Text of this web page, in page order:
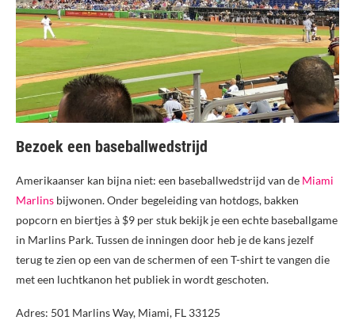
Bezoek een baseballwedstrijd
Amerikaanser kan bijna niet: een baseballwedstrijd van de Miami
Marlins bijwonen. Onder begeleiding van hotdogs, bakken
popcorn en biertjes à $9 per stuk bekijk je een echte baseballgame
in Marlins Park. Tussen de inningen door heb je de kans jezelf
terug te zien op een van de schermen of een T-shirt te vangen die
met een luchtkanon het publiek in wordt geschoten.
Adres: 501 Marlins Way, Miami, FL 33125